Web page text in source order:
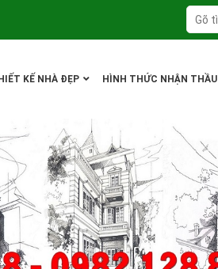
KẾ NHÀ ĐẸP HÌNH THỨC NHẬN THẦU